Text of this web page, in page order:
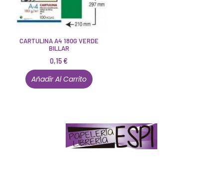
CARTULINA A4 180G VERDE
BILLAR
0,15€
Añadir Al Carrito